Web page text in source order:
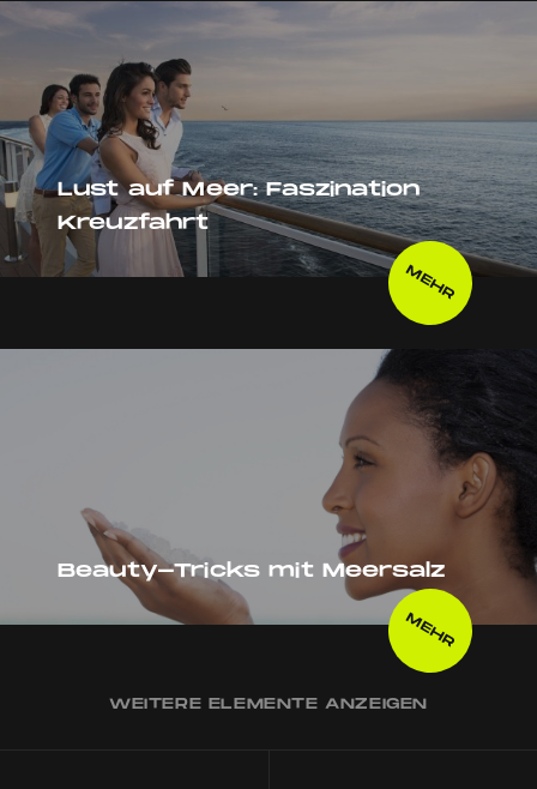
Lust auf Meer: Faszination
Kreuzfahrt
MEHR
Beauty-Tricks mit Meersalz
MEHR
WEITERE ELEMENTE ANZEIGEN